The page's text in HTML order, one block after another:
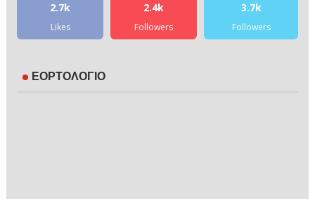
2.7k
Likes
2.4k
Followers
3.7k
Followers
ΕΟΡΤΟΛΟΓΙΟ